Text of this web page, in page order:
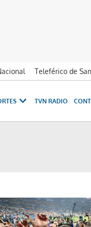
Teleférico de
TVN RADIO